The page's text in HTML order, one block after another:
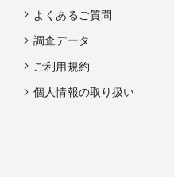
よくあるご質問
調査データ
ご利用規約
個人情報の取り扱い